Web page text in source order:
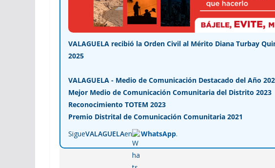
VALAGUELA recibió la Orden Civil al Mérito Diana Turbay
2025
VALAGUELA - Medio de Comunicación Destacado del Año
Mejor Medio de Comunicación Comunitaria del Distrito 2023
Reconocimiento TOTEM 2023
Premio Distrital de Comunicación Comunitaria 2021
SigueVALAGUELAen WhatsApp.